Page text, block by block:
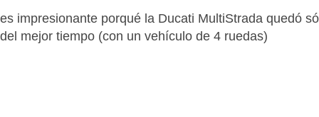
es impresionante porqué la Ducati MultiStrada quedó
del mejor tiempo (con un vehículo de 4 ruedas)